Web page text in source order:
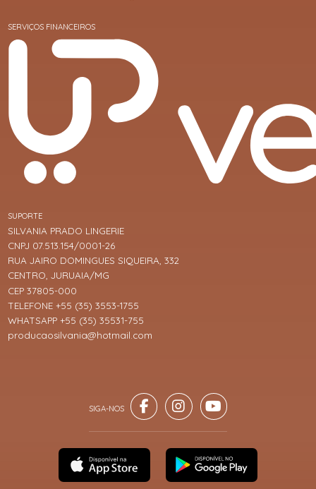
SERVIÇOS FINANCEIROS
SUPORTE
SILVANIA PRADO LINGERIE
CNPJ 07.513.154/0001-26
RUA JAIRO DOMINGUES SIQUEIRA, 332
CENTRO, JURUAIA/MG
CEP 37805-000
TELEFONE +55 (35) 3553-1755
WHATSAPP +55 (35) 35531-755
producaosilvania@hotmail.com